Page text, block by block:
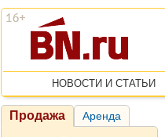
НОВОСТИ И СТАТЬИ
Продажа Аренда